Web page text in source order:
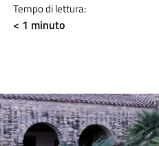
Tempo di lettura:
< 1 minuto